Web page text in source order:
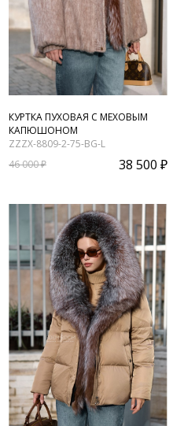
КУРТКА ПУХОВАЯ С МЕХОВЫМ
КАПЮШОНОМ
ZZZX-8809-2-75-BG-L
46 000 ₽
38 500 ₽